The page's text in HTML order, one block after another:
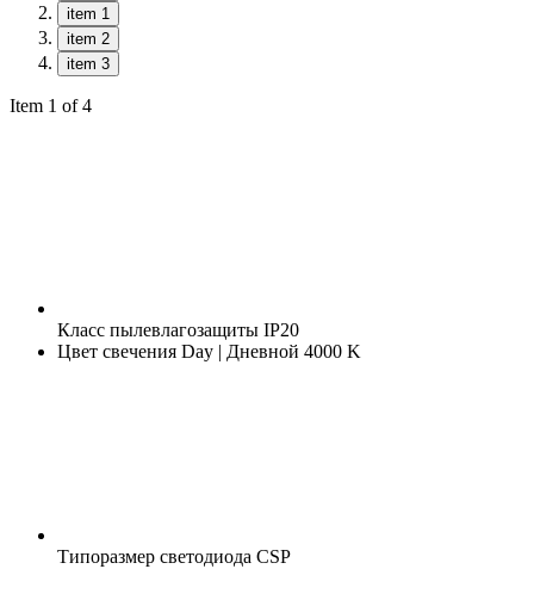
item 1
item 2
item 3
Item 1 of 4
Класс пылевлагозащиты IP20
Цвет свечения Day | Дневной 4000 K
Типоразмер светодиода CSP